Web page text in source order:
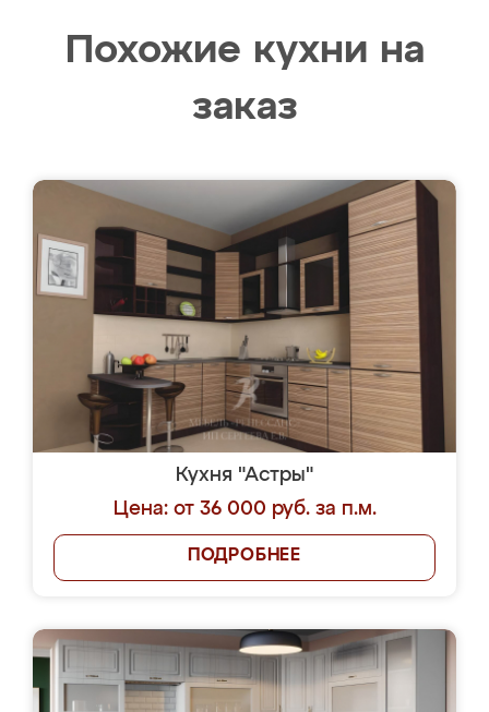
Похожие кухни на
заказ
Кухня "Астры"
Цена: от 36 000 руб. за п.м.
ПОДРОБНЕЕ